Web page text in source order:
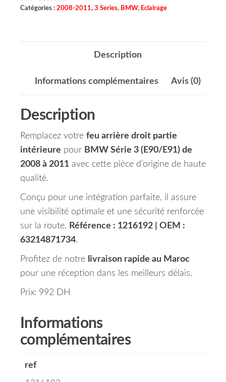
Catégories : 2008-2011, 3 Series, BMW, Eclairage
Description
Informations complémentaires Avis (0)
Description
Remplacez votre feu arrière droit partie
intérieure pour BMW Série 3 (E90/E91) de
2008 à 2011 avec cette pièce d’origine de haute
qualité.
Conçu pour une intégration parfaite, il assure
une visibilité optimale et une sécurité renforcée
sur la route. Référence : 1216192 | OEM :
63214871734.
Profitez de notre livraison rapide au Maroc
pour une réception dans les meilleurs délais.
Prix: 992 DH
Informations
complémentaires
ref